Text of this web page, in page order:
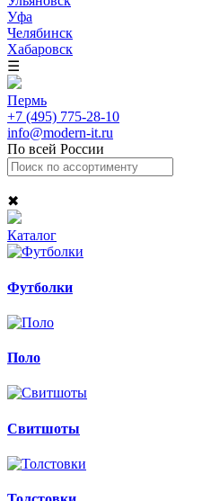
Уфа
Челябинск
Хабаровск
☰
Пермь
+7 (495) 775-28-10
info@modern-it.ru
По всей России
✖
Каталог
Футболки
Поло
Свитшоты